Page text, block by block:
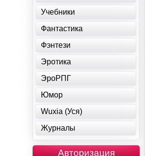
Учебники
Фантастика
Фэнтези
Эротика
ЭроРПГ
Юмор
Wuxia (Уся)
Журналы
Авторизация